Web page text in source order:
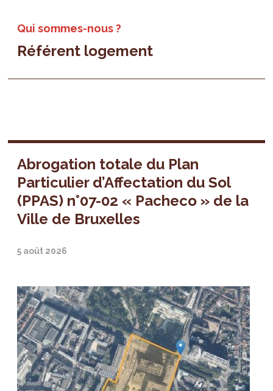
Qui sommes-nous ?
Référent logement
Abrogation totale du Plan
Particulier d’Affectation du Sol
(PPAS) n°07-02 « Pacheco » de la
Ville de Bruxelles
5 août 2026